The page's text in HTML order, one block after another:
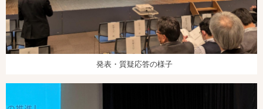
発表・質疑応答の様子